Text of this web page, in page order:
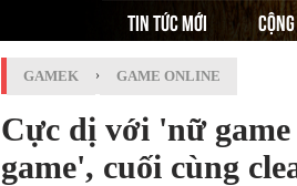
TIN TỨC MỚI
GAMEK › GAME ONLINE
Cực dị với 'nữ
game', cuối cùng